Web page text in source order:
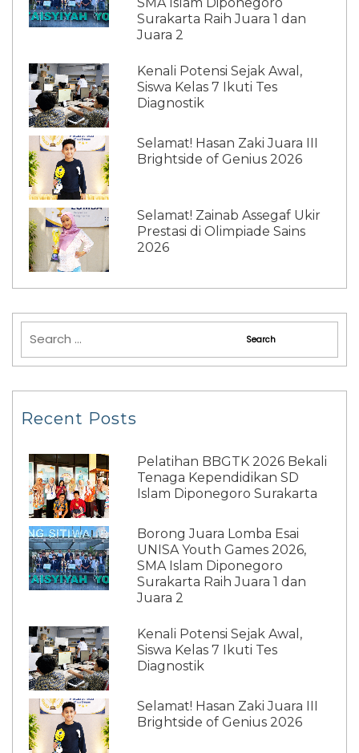
Surakarta Raih Juara 1 dan
Juara 2
Kenali Potensi Sejak Awal,
Siswa Kelas 7 Ikuti Tes
Diagnostik
Selamat! Hasan Zaki Juara III
Brightside of Genius 2026
Selamat! Zainab Assegaf Ukir
Prestasi di Olimpiade Sains
2026
Recent Posts
Pelatihan BBGTK 2026 Bekali
Tenaga Kependidikan SD
Islam Diponegoro Surakarta
Borong Juara Lomba Esai
UNISA Youth Games 2026,
SMA Islam Diponegoro
Surakarta Raih Juara 1 dan
Juara 2
Kenali Potensi Sejak Awal,
Siswa Kelas 7 Ikuti Tes
Diagnostik
Selamat! Hasan Zaki Juara III
Brightside of Genius 2026